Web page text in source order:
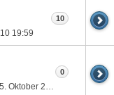
19:59
10
Oktober 2009
0